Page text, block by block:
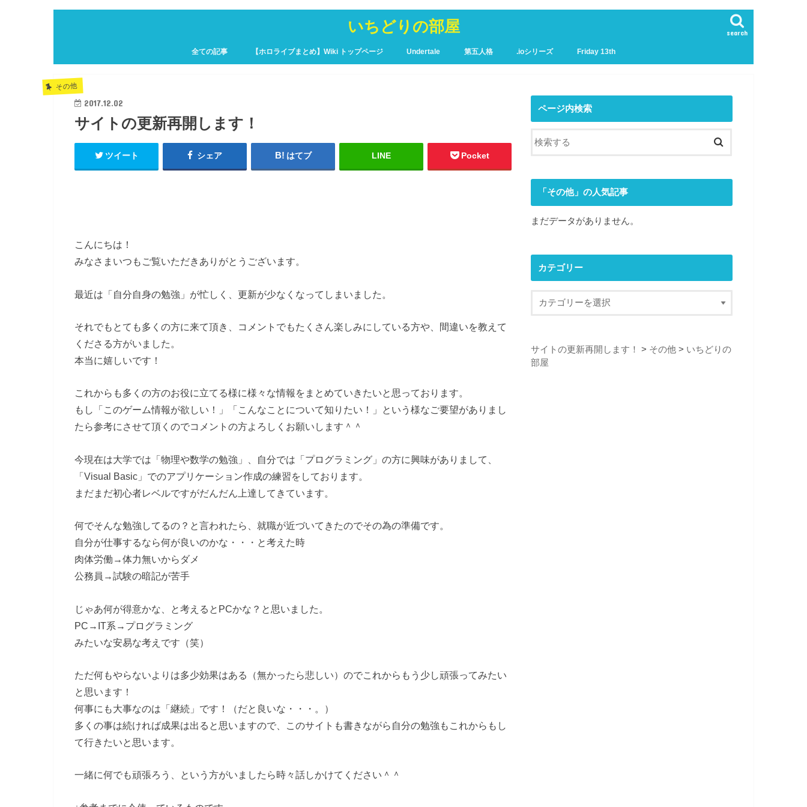
いちどりの部屋 search
全ての記事 【ホロライブまとめ】Wiki トップページ Undertale 第五人格 .ioシリーズ Friday 13th
その他
2017.12.02
サイトの更新再開します！
ツイート シェア はてブ LINE Pocket
こんにちは！
みなさまいつもご覧いただきありがとうございます。
最近は「自分自身の勉強」が忙しく、更新が少なくなってしまいました。
それでもとても多くの方に来て頂き、コメントでもたくさん楽しみにしている方や、間違いを教えて
くださる方がいました。
本当に嬉しいです！
これからも多くの方のお役に立てる様に様々な情報をまとめていきたいと思っております。
もし「このゲーム情報が欲しい！」「こんなことについて知りたい！」という様なご要望がありまし
たら参考にさせて頂くのでコメントの方よろしくお願いします＾＾
今現在は大学では「物理や数学の勉強」、自分では「プログラミング」の方に興味がありまして、
「Visual Basic」でのアプリケーション作成の練習をしております。
まだまだ初心者レベルですがだんだん上達してきています。
何でそんな勉強してるの？と言われたら、就職が近づいてきたのでその為の準備です。
自分が仕事するなら何が良いのかな・・・と考えた時
肉体労働→体力無いからダメ
公務員→試験の暗記が苦手
じゃあ何が得意かな、と考えるとPCかな？と思いました。
PC→IT系→プログラミング
みたいな安易な考えです（笑）
ただ何もやらないよりは多少効果はある（無かったら悲しい）のでこれからもう少し頑張ってみたい
と思います！
何事にも大事なのは「継続」です！（だと良いな・・・。）
多くの事は続ければ成果は出ると思いますので、このサイトも書きながら自分の勉強もこれからもし
て行きたいと思います。
一緒に何でも頑張ろう、という方がいましたら時々話しかけてください＾＾
ページ内検索
「その他」の人気記事
まだデータがありません。
カテゴリー
サイトの更新再開します！ > その他 > いちどりの
部屋